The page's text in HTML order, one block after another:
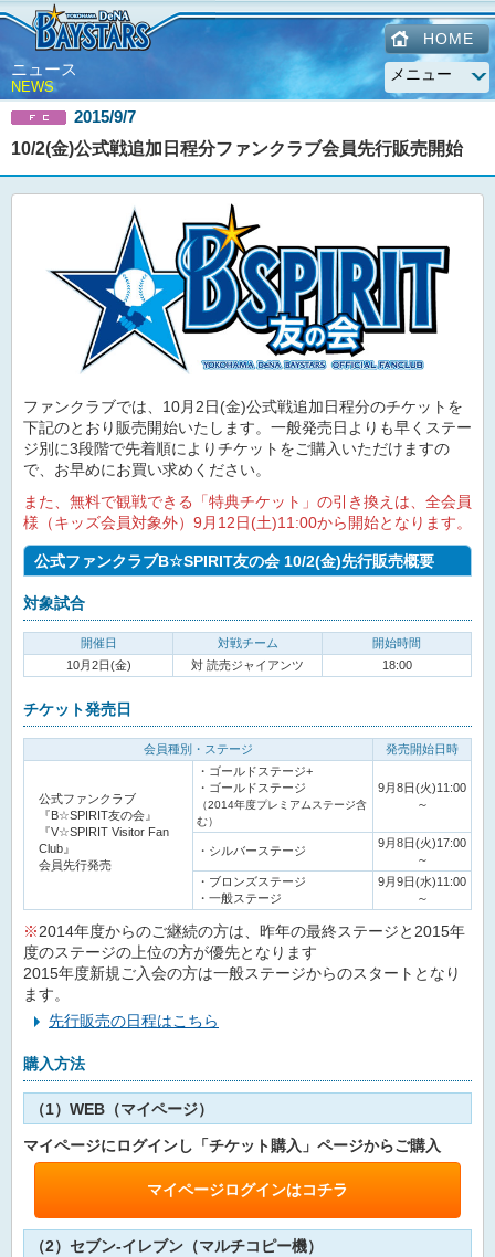
HOME
ニュース
NEWS
2015/9/7
10/2(金)公式戦追加日程分ファンクラブ会員先行販売開始
ファンクラブでは、10月2日(金)公式戦追加日程分のチケットを
下記のとおり販売開始いたします。一般発売日よりも早くステー
ジ別に3段階で先着順によりチケットをご購入いただけますの
で、お早めにお買い求めください。
また、無料で観戦できる「特典チケット」の引き換えは、全会員
様（キッズ会員対象外）9月12日(土)11:00から開始となります。
公式ファンクラブB☆SPIRIT友の会 10/2(金)先行販売概要
対象試合
開催日 対戦チーム
開始時間
10月2日(金)
対 読売ジャイアンツ 18:00
チケット発売日
会員種別・ステージ 発売開始日時
公式ファンクラブ
『B☆SPIRIT友の会』
『V☆SPIRIT Visitor Fan
Club』
会員先行発売
・ゴールドステージ+
・ゴールドステージ
（2014年度プレミアムステージ含
む）
9月8日(火)11:00
～
・シルバーステージ
9月8日(火)17:00
～
・ブロンズステージ
・一般ステージ
9月9日(水)11:00
～
※2014年度からのご継続の方は、昨年の最終ステージと2015年
度のステージの上位の方が優先となります
2015年度新規ご入会の方は一般ステージからのスタートとなり
ます。
先行販売の日程はこちら
購入方法
（1）WEB（マイページ）
マイページにログインし「チケット購入」ページからご購入
マイページログインはコチラ
（2）セブン-イレブン（マルチコピー機）